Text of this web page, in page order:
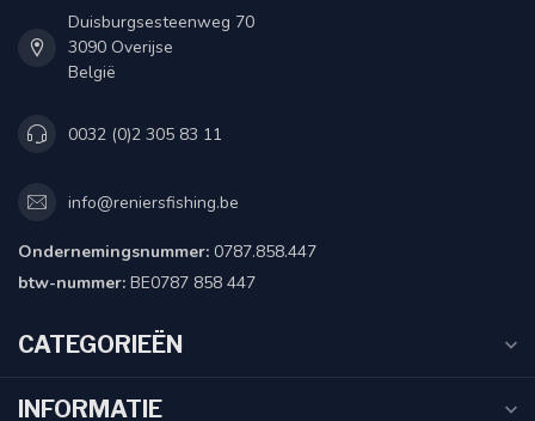
Duisburgsesteenweg 70
3090 Overijse
België
0032 (0)2 305 83 11
info@reniersfishing.be
Ondernemingsnummer: 0787.858.447
btw-nummer: BE0787 858 447
CATEGORIEËN
INFORMATIE